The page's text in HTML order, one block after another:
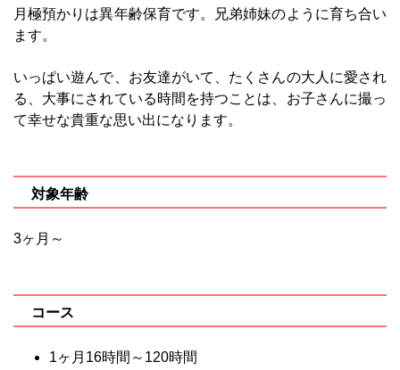
月極預かりは異年齢保育です。兄弟姉妹のように育ち合い
ます。
いっぱい遊んで、お友達がいて、たくさんの大人に愛され
る、大事にされている時間を持つことは、お子さんに撮っ
て幸せな貴重な思い出になります。
対象年齢
3ヶ月～
コース
1ヶ月16時間～120時間